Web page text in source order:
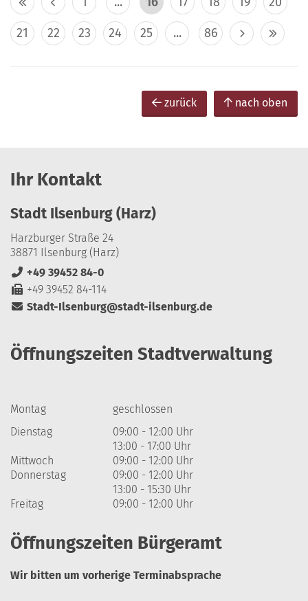
21 22 23 24 25 ... 86
zurück nach oben
Ihr Kontakt
Stadt Ilsenburg (Harz)
Harzburger Straße 24
38871 Ilsenburg (Harz)
+49 39452 84-0
+49 39452 84-114
Stadt-Ilsenburg@stadt-ilsenburg.de
Öffnungszeiten Stadtverwaltung
Montag
geschlossen
Dienstag
09:00 - 12:00 Uhr
13:00 - 17:00 Uhr
Mittwoch
09:00 - 12:00 Uhr
Donnerstag
09:00 - 12:00 Uhr
13:00 - 15:30 Uhr
Freitag
09:00 - 12:00 Uhr
Öffnungszeiten Bürgeramt
Wir bitten um vorherige Terminabsprache